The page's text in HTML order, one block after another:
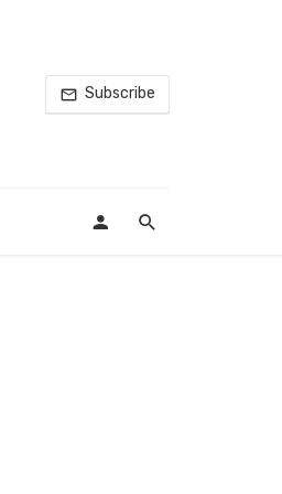
Subscribe